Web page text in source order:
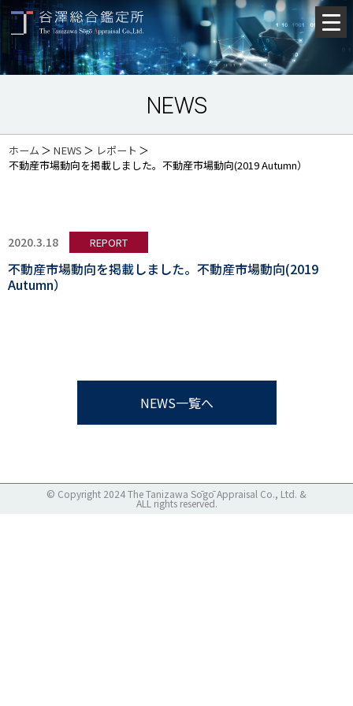
NEWS
ホーム ＞ NEWS ＞ レポート ＞
不動産市場動向を掲載しました。不動産市場動向(2019 Autumn）
2020.3.18 REPORT
不動産市場動向を掲載しました。不動産市場動向(2019
Autumn）
NEWS一覧へ
© Copyright 2024 The Tanizawa Sōgō Appraisal Co., Ltd. &
ALL rights reserved.